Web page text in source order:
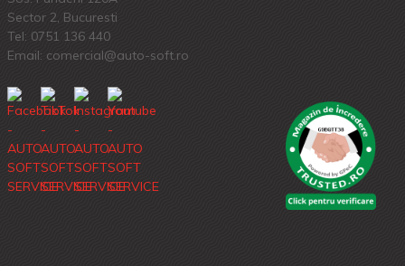
Sector 2, Bucuresti
Tel: 0751 136 440
Email: comercial@auto-soft.ro